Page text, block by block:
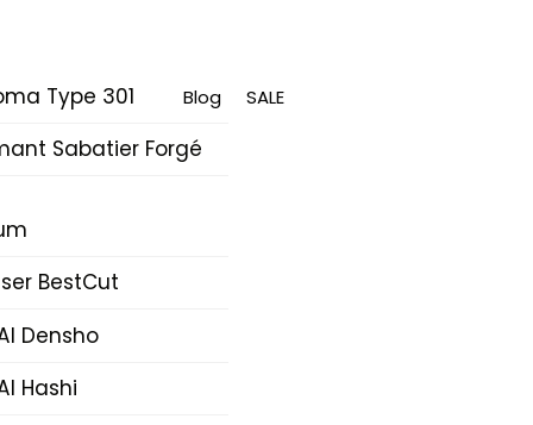
Type 301
Sabatier Forgé
BestCut
Densho
Hashi
Blog SALE